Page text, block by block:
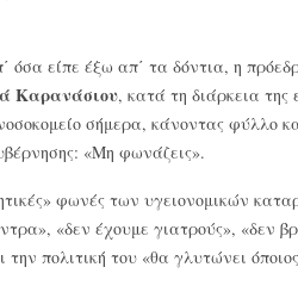
όσα είπε έξω απ΄ τα δόντια, η
Καρανάσιου, κατά τη διάρκεια
σήμερα, κάνοντας φύλλο
«Μη φωνάζεις».
φωνές των υγειονομικών
«δεν έχουμε γιατρούς», «δεν
πολιτική του «θα γλυτώνει